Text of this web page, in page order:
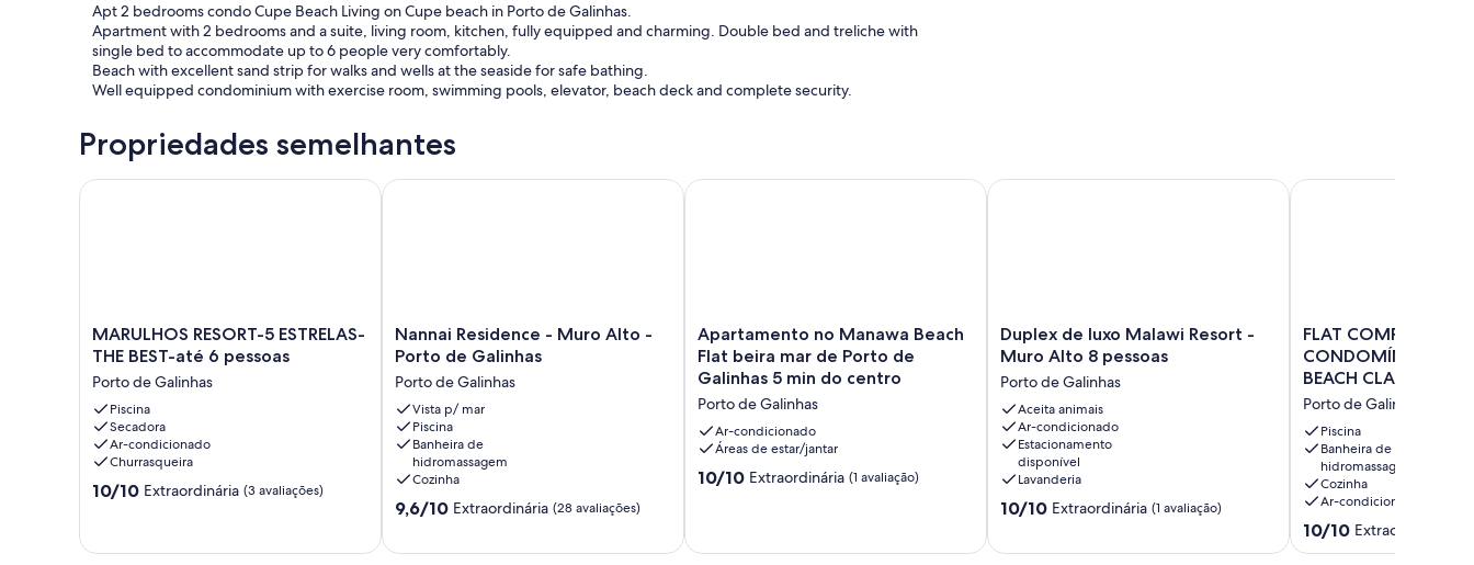
Apt 2 bedrooms condo Cupe Beach Living on Cupe beach in Porto de Galinhas.
Apartment with 2 bedrooms and a suite, living room, kitchen, fully equipped and charming. Double bed and treliche with
single bed to accommodate up to 6 people very comfortably.
Beach with excellent sand strip for walks and wells at the seaside for safe bathing.
Well equipped condominium with exercise room, swimming pools, elevator, beach deck and complete security.
Propriedades semelhantes
MARULHOS
RESORT-
ESTRELAS-
THE
BEST-
até
6
pessoas
Galinhas
MARULHOS RESORT-5 ESTRELAS-
THE BEST-até 6 pessoas
Porto de Galinhas
Piscina
Secadora
Ar-condicionado
Churrasqueira
10.0
10/10 Extraordinária (3 avaliações)
MARULHOS RESORT-5 ESTRELAS-THE BEST-até 6 pessoas
Nannai
Residence
Muro
Alto
-
Porto
Galinhas
Porto
Galinhas
Nannai Residence - Muro Alto -
Porto de Galinhas
Porto de Galinhas
Vista p/ mar
Piscina
Banheira de
hidromassagem
Cozinha
9.6
9,6/10 Extraordinária (28 avaliações)
Nannai Residence - Muro Alto - Porto de Galinhas
Apartamento
no
Manawa
Beach
Flat
beira
mar
de
Porto
5
Apartamento no Manawa Beach
Flat beira mar de Porto de
Galinhas 5 min do centro
Porto de Galinhas
Ar-condicionado
Áreas de estar/jantar
10.0
(1
10/10 Extraordinária (1 avaliação)
Apartamento no Manawa Beach Flat beira mar de Porto de Galinhas 5 min do centro
Duplex
de
Malawi
Resort
-
Muro
Alto
8
pessoas
de
Duplex de luxo Malawi Resort -
Muro Alto 8 pessoas
Porto de Galinhas
Aceita animais
Ar-condicionado
Estacionamento
disponível
Lavanderia
10.0
10/10 Extraordinária (1 avaliação)
Duplex de luxo Malawi Resort - Muro Alto 8 pessoas
FLAT
COMPLETO
EM
CONDOMÍNIO
À
BEIRA
MAR
BEACH
CLASS
MURO
ALTO
PORTO
FLAT COMPLETO EM
CONDOMÍNIO À
BEACH CLASS
PORTO DE
Porto de Galinhas
Piscina
Banheira de
hidromassagem
Cozinha
Ar-condicionado
10.0
10/10 Extraordinária
FLAT COMPLETO EM